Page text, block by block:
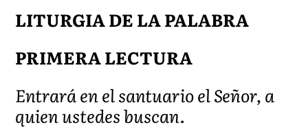
LITURGIA DE LA PALABRA
PRIMERA LECTURA
Entrará en el santuario el Señor, a
quien ustedes buscan.